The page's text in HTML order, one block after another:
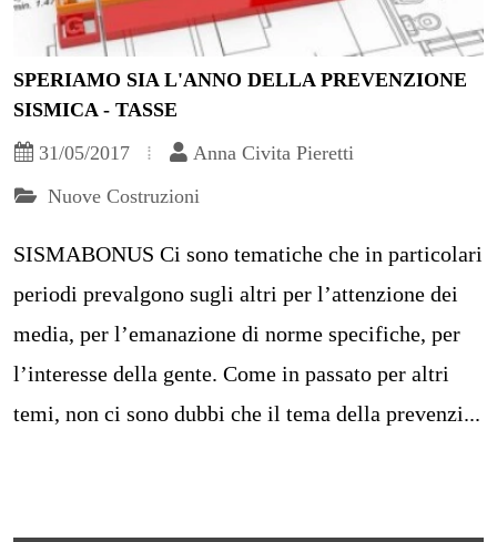
SPERIAMO SIA L'ANNO DELLA PREVENZIONE
SISMICA - TASSE
31/05/2017
Anna Civita Pieretti
Nuove Costruzioni
SISMABONUS Ci sono tematiche che in particolari
periodi prevalgono sugli altri per l’attenzione dei
media, per l’emanazione di norme specifiche, per
l’interesse della gente. Come in passato per altri
temi, non ci sono dubbi che il tema della prevenzi...